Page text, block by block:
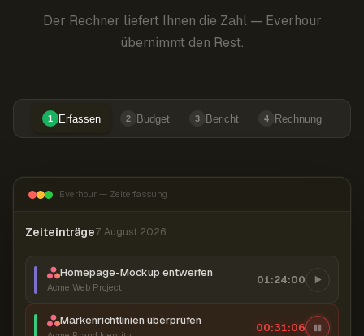
Der Rechner liefert Ihnen die Zahl — Everhour
übernimmt den Rest.
1 Erfassen 2 Budget 3 Bericht 4 Rechnung
Everhour — Zeiterfassung
Zeiteinträge7. August 2026
Homepage-Mockup entwerfen
Acme Web Project
01:24:00
Markenrichtlinien überprüfen 00:31:07